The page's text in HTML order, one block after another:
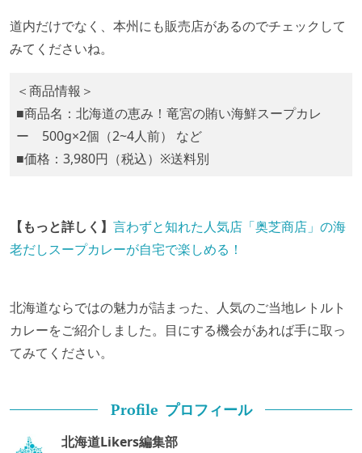
道内だけでなく、本州にも販売店があるのでチェックして
みてくださいね。
＜商品情報＞
■商品名：北海道の恵み！竜宮の賄い海鮮スープカレ
ー 500g×2個（2~4人前） など
■価格：3,980円（税込）※送料別
【もっと詳しく】 言わずと知れた人気店「奥芝商店」の海
老だしスープカレーが自宅で楽しめる！
北海道ならではの魅力が詰まった、人気のご当地レトルト
カレーをご紹介しました。目にする機会があれば手に取っ
てみてください。
Profile プロフィール
北海道Likers編集部